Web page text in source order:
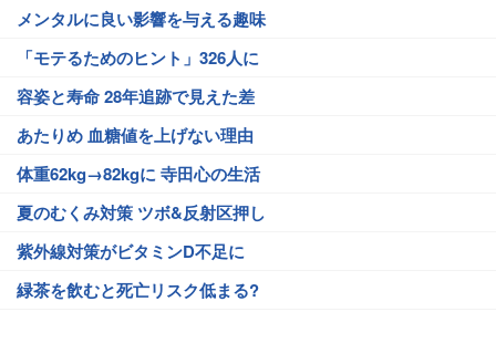
メンタルに良い影響を与える趣味
「モテるためのヒント」326人に
容姿と寿命 28年追跡で見えた差
あたりめ 血糖値を上げない理由
体重62kg→82kgに 寺田心の生活
夏のむくみ対策 ツボ&反射区押し
紫外線対策がビタミンD不足に
緑茶を飲むと死亡リスク低まる?